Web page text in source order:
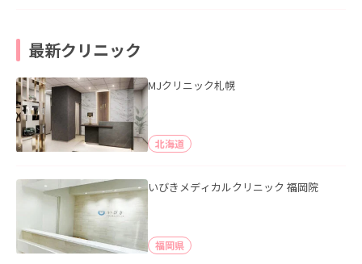
最新クリニック
MJクリニック札幌
北海道
いびきメディカルクリニック 福岡院
福岡県